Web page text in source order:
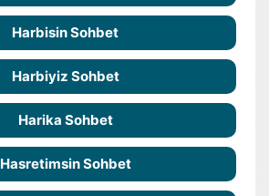
Harbisin Sohbet
Harbiyiz Sohbet
Harika Sohbet
Hasretimsin Sohbet